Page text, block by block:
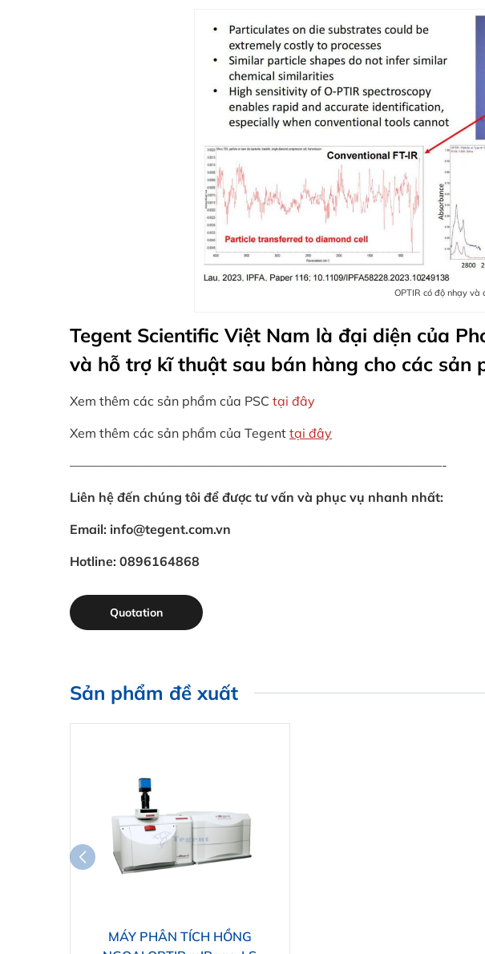
OPTIR có độ nhạy
Tegent Scientific Việt Nam là đại diện của
và hỗ trợ kĩ thuật sau bán hàng cho các sản
Xem thêm các sản phẩm của PSC tại đây
Xem thêm các sản phẩm của Tegent tại đây
—————————————————————————————-
Liên hệ đến chúng tôi để được tư vấn và phục vụ nhanh nhất:
Email: info@tegent.com.vn
Hotline: 0896164868
Quotation
Sản phẩm đề xuất
MÁY PHÂN TÍCH HỒNG